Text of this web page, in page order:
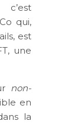
c’est
qui,
est
une
non-
en
la